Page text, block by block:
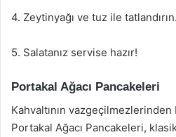
4. Zeytinyağı ve tuz ile tatlandırın.
5. Salatanız servise hazır!
Portakal Ağacı Pancakeleri
Kahvaltının
Portakal Ağacı Pancakeleri,